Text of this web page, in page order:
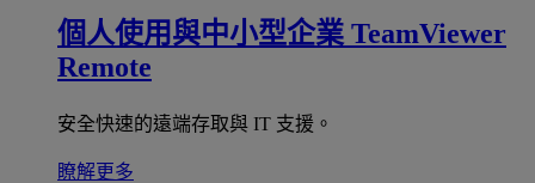
個人使用與中小型企業 TeamViewer
Remote
安全快速的遠端存取與 IT 支援。
瞭解更多